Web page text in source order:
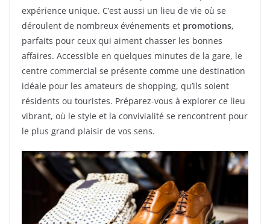
expérience unique. C’est aussi un lieu de vie où se
déroulent de nombreux événements et promotions,
parfaits pour ceux qui aiment chasser les bonnes
affaires. Accessible en quelques minutes de la gare, le
centre commercial se présente comme une destination
idéale pour les amateurs de shopping, qu’ils soient
résidents ou touristes. Préparez-vous à explorer ce lieu
vibrant, où le style et la convivialité se rencontrent pour
le plus grand plaisir de vos sens.